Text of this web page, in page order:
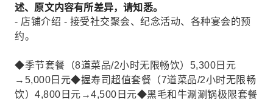
述、原文内容有所差异，请知悉。
- 店铺介绍 - 接受社交聚会、纪念活动、各种宴会的预
约。
◆季节套餐（8道菜品/2小时无限畅饮）5,300日元
→5,000日元◆握寿司超值套餐（7道菜品/2小时无限畅
饮）4,800日元→4,500日元◆黑毛和牛涮涮锅极限套餐